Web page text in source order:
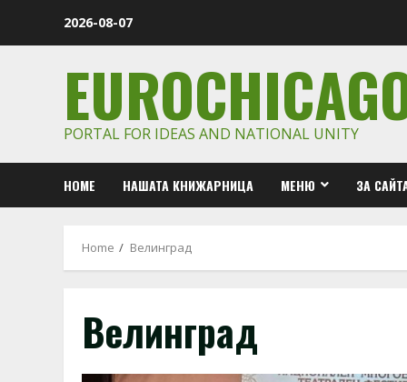
2026-08-07
PORTAL FOR IDEAS AND NATIONAL UNITY
HOME НАШАТА КНИЖАРНИЦА МЕНЮ ЗА
Home Велинград
Велинград